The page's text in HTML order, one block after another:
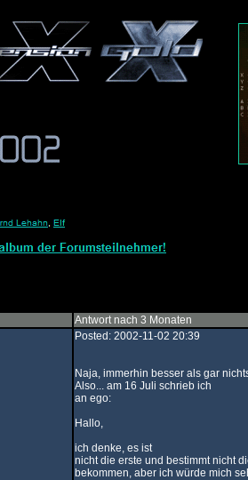
Antwort nach 3 Monaten
Posted: 2002-11-02 20:39
Naja, immerhin besser als gar
Also... am 16 Juli schrieb ich
an ego:
Hallo,
ich denke, es ist
nicht die erste und bestimmt nicht
bekommen, aber ich würde mich